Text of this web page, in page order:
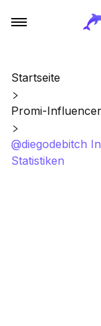
Startseite
Promi-Influencer
@diegodebitch
Statistiken